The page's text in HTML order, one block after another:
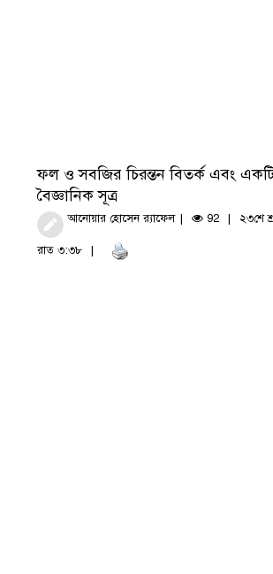
ফল ও সবজির চিরন্তন বিতর্ক এবং
বৈজ্ঞানিক সূত্র
আনোয়ার হোসেন র‍্যাফেল 92 ২৩শে
রাত ৩:৩৮